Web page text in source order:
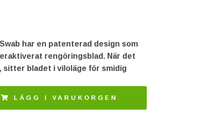
har en patenterad design som
rengöringsblad. När det
sitter bladet i viloläge för smidig
LÄGG I VARUKORGEN